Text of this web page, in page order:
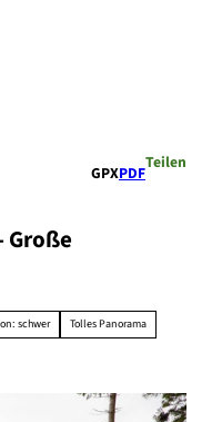
GPXPDF
Teilen
Große
schwer
Tolles Panorama